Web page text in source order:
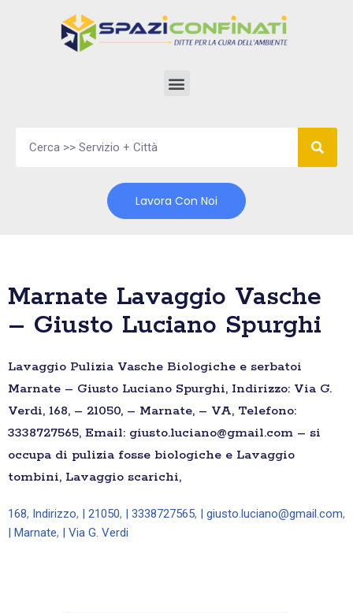
Lavora Con Noi
Marnate Lavaggio Vasche
– Giusto Luciano Spurghi
Lavaggio Pulizia Vasche Biologiche e serbatoi
Marnate – Giusto Luciano Spurghi, Indirizzo: Via G.
Verdi, 168, – 21050, – Marnate, – VA, Telefono:
3338727565, Email: giusto.luciano@gmail.com – si
occupa di pulizia fosse biologiche e Lavaggio
tombini, Lavaggio scarichi,
168, Indirizzo, | 21050, | 3338727565, | giusto.luciano@gmail.com,
| Marnate, | Via G. Verdi